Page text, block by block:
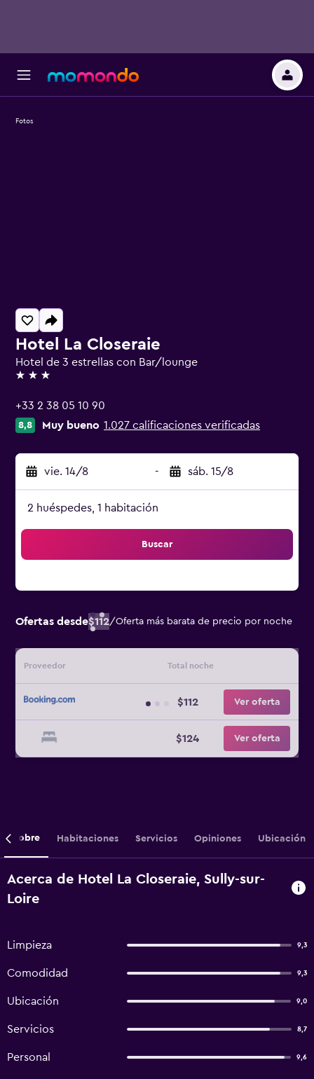
Hotel La Closeraie
Hotel de 3 estrellas con Bar/lounge
3 estrellas
+33 2 38 05 10 90
8,8 Muy bueno 1.027 calificaciones verificadas
vie. 14/8 - sáb. 15/8
2 huéspedes, 1 habitación
Buscar
Ofertas desde$112/Oferta más barata de precio por noche
Proveedor Total noche
$112 Ver oferta
$124 Ver oferta
Fotos
Sobre Habitaciones Servicios Opiniones Ubicación
Acerca de Hotel La Closeraie, Sully-sur-
Loire
Limpieza 9,3
Comodidad 9,3
Ubicación 9,0
Servicios 8,7
Personal 9,6